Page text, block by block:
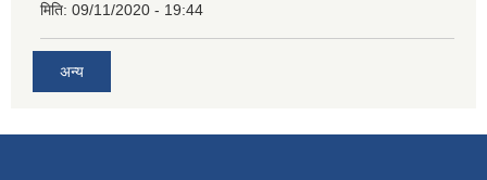
मिति: 09/11/2020 - 19:44
अन्य